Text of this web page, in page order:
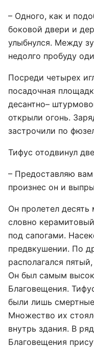
– Одного, как и
боковой двери и
улыбнулся. Между
недолго пробуду
Посреди четырех
посадочная
десантно–
открыли огонь.
застрочили по
Тифус отодвинул
– Предоставляю
произнес он и
Он пролетел
словно
под сапогами.
предвкушении. По
располагался
Он был самым
Благовещения.
были лишь
Множество их
внутрь здания. В
Благовещения